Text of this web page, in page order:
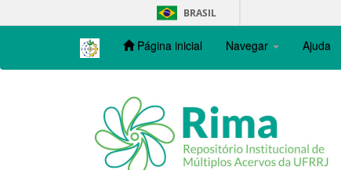
navigation
BRASIL
Página inicial Navegar Ajuda